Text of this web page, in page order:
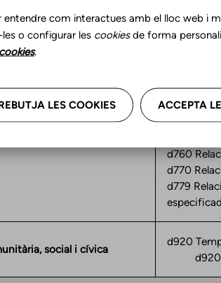
i relacions interpersonals
d710-
d710
d720
d729
d710-
d730
d740
d760
d770
d779
social i cívica
d920
d9205
com interactues amb el lloc web i
o configurar les cookiesde forma
cookies.
LES COOKIES ACCEPTA